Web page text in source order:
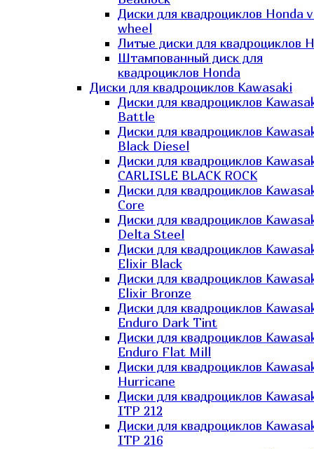
Диски для квадроциклов Honda
wheel
Литые диски для квадроциклов
Штампованный диск для
квадроциклов Honda
Диски для квадроциклов Kawasaki
Диски для квадроциклов
Battle
Диски для квадроциклов
Black Diesel
Диски для квадроциклов
CARLISLE BLACK ROCK
Диски для квадроциклов
Core
Диски для квадроциклов
Delta Steel
Диски для квадроциклов
Elixir Black
Диски для квадроциклов
Elixir Bronze
Диски для квадроциклов
Enduro Dark Tint
Диски для квадроциклов
Enduro Flat Mill
Диски для квадроциклов
Hurricane
Диски для квадроциклов
ITP 212
Диски для квадроциклов
ITP 216